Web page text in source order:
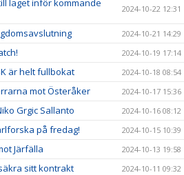
laget inför kommande
2024-10-22 12:31
2024-10-21 14:29
2024-10-19 17:14
är helt fullbokat 2024-10-18 08:54
mot Österåker 2024-10-17 15:36
Grgic Sallanto 2024-10-16 08:12
på fredag! 2024-10-15 10:39
Järfälla 2024-10-13 19:58
sitt kontrakt 2024-10-11 09:32